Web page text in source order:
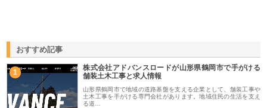
おすすめ記事
1
株式会社アドバンスロードが山形県鶴岡市で手がける
舗装土木工事と求人情報
山形県鶴岡市で地域の道路基盤を支える企業として、舗装工事や
土木工事を手がける専門会社があります。地域住民の生活を支え
る道…